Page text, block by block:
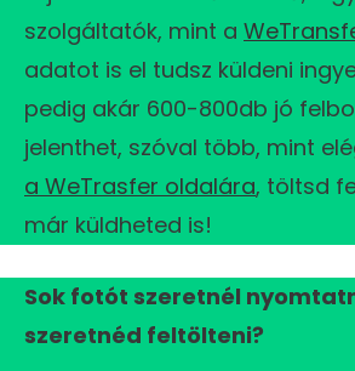
szolgáltatók, mint a
adatot is el tudsz küldeni
pedig akár 600-800db jó
jelenthet, szóval több, mint
a WeTrasfer oldalára, töltsd
már küldheted is!
Sok fotót szeretnél
szeretnéd feltölteni?